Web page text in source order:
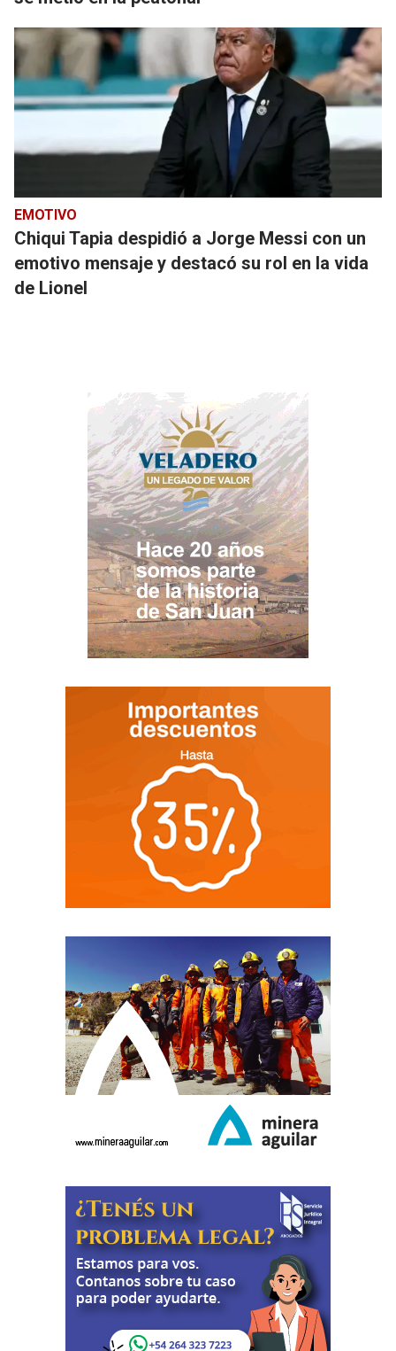
EMOTIVO
Chiqui Tapia despidió a Jorge Messi con un
emotivo mensaje y destacó su rol en la vida
de Lionel